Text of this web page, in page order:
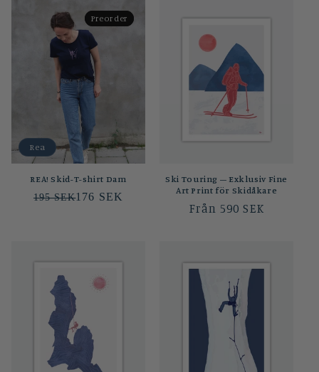
Rea
Preorder
REA! Skid-T-shirt Dam
176 SEK
195 SEK
Preorder
Ski Touring – Exklusiv Fine
Art Print för Skidåkare
Ordinarie
Från 590 SEK